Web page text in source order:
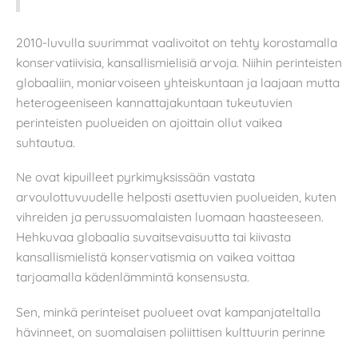
2010-luvulla suurimmat vaalivoitot on tehty korostamalla
konservatiivisia, kansallismielisiä arvoja. Niihin perinteisten
globaaliin, moniarvoiseen yhteiskuntaan ja laajaan mutta
heterogeeniseen kannattajakuntaan tukeutuvien
perinteisten puolueiden on ajoittain ollut vaikea
suhtautua.
Ne ovat kipuilleet pyrkimyksissään vastata
arvoulottuvuudelle helposti asettuvien puolueiden, kuten
vihreiden ja perussuomalaisten luomaan haasteeseen.
Hehkuvaa globaalia suvaitsevaisuutta tai kiivasta
kansallismielistä konservatismia on vaikea voittaa
tarjoamalla kädenlämmintä konsensusta.
Sen, minkä perinteiset puolueet ovat kampanjateltalla
hävinneet, on suomalaisen poliittisen kulttuurin perinne